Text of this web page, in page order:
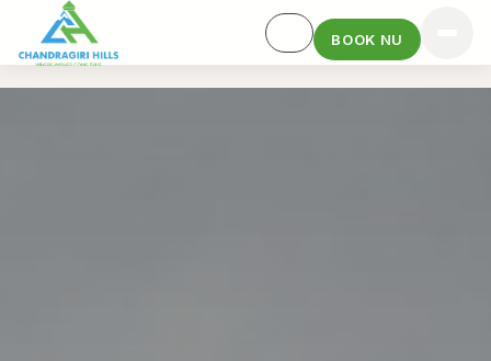
BOOK NU